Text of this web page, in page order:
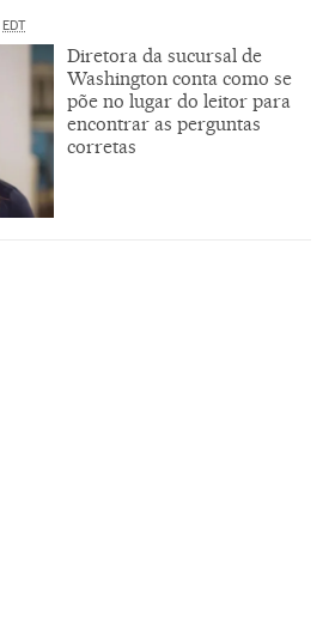
EDT
Diretora da sucursal de
Washington conta como se
põe no lugar do leitor para
encontrar as perguntas
corretas